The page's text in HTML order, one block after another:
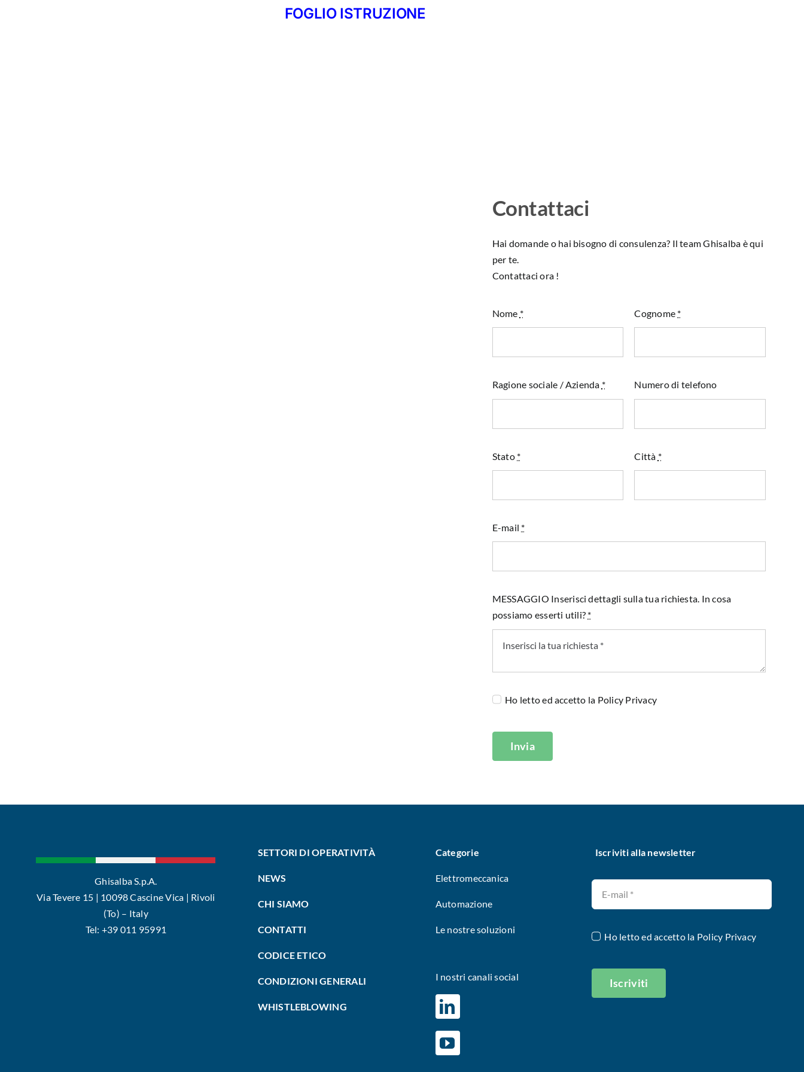
FOGLIO ISTRUZIONE
Contattaci
Hai domande o hai bisogno di consulenza? Il team Ghisalba è qui
per te.
Contattaci ora !
Nome * Cognome *
Ragione sociale / Azienda * Numero di telefono
Stato * Città *
E-mail *
MESSAGGIO Inserisci dettagli sulla tua richiesta. In cosa
possiamo esserti utili? *
Ho letto ed accetto la Policy Privacy
Invia
Ghisalba S.p.A.
Via Tevere 15 | 10098 Cascine Vica | Rivoli
(To) – Italy
Tel: +39 011 95991
SETTORI DI OPERATIVITÀ
NEWS
CHI SIAMO
CONTATTI
CODICE ETICO
CONDIZIONI GENERALI
WHISTLEBLOWING
Categorie
Elettromeccanica
Automazione
Le nostre soluzioni
I nostri canali social
Iscriviti alla newsletter
Ho letto ed accetto la Policy Privacy
Iscriviti